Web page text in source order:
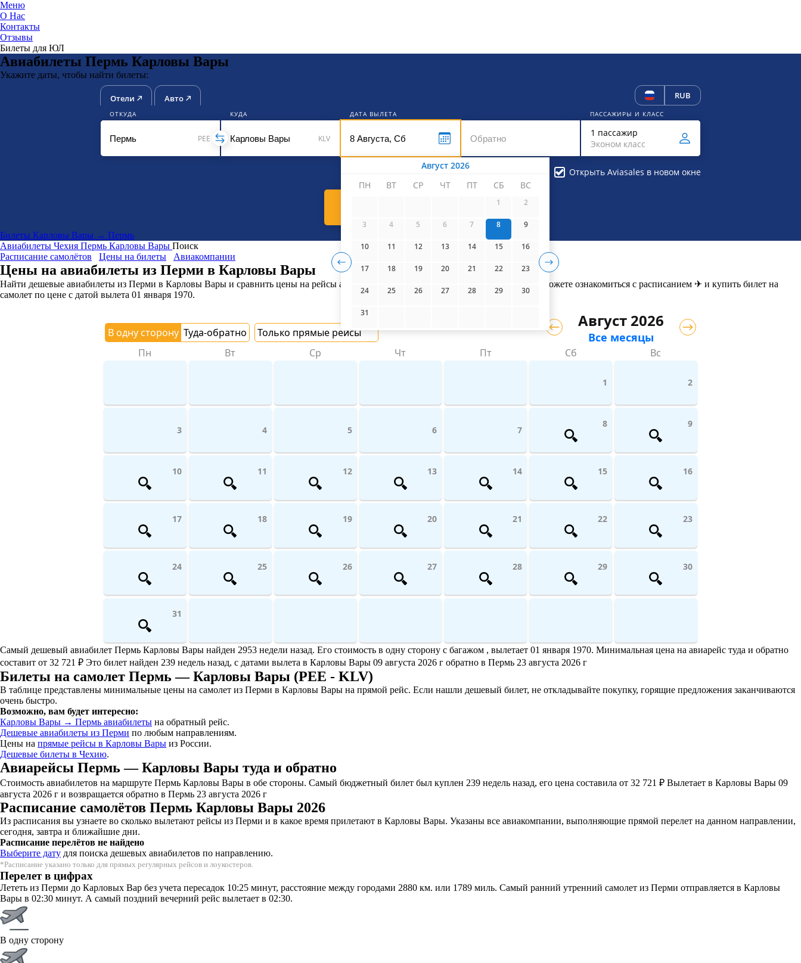
ЮниТикет
Меню
О Нас
Контакты
Отзывы
Билеты для ЮЛ
Авиабилеты Пермь Карловы Вары
Укажите даты, чтобы найти билеты:
Отели Авто RUB
ОТКУДА
PEE
КУДА
KLV
ДАТА ВЫЛЕТА
Август 2026
ПН
ВТ СР ЧТ ПТ СБ ВС
1 2
3 4 5 6 7 8 9
10 11 12 13 14 15 16
17 18 19 20 21 22 23
24 25 26 27 28 29 30
31
ПАССАЖИРЫ И КЛАСС
1 пассажир
Эконом класс
Открыть Aviasales в новом окне
Билеты Карловы Вары → Пермь
Авиабилеты Чехия Пермь Карловы Вары Поиск
Расписание самолётов
Цены на билеты Авиакомпании
Цены на авиабилеты из Перми в Карловы Вары
Найти дешевые авиабилеты из Перми в Карловы Вары и сравнить цены на рейсы авиакомпаний поможет UniTicket.ru. На сайте вы можете ознакомиться с расписанием ✈ и купить билет на
самолет по цене с датой вылета 01 января 1970.
В одну сторону Туда-обратно Только прямые рейсы
Август 2026
Все месяцы
Пн Вт Ср Чт Пт Сб Вс
1 2
3 4 5 6 7
8 9
10 11 12 13 14 15 16
17 18 19 20 21 22 23
24 25 26 27 28 29 30
31
Самый дешевый авиабилет Пермь Карловы Вары найден 2953 недели назад. Его стоимость в одну сторону с багажом , вылетает 01 января 1970. Минимальная цена на авиарейс туда и обратно
составит от 32 721 ₽ Это билет найден 239 недель назад, с датами вылета в Карловы Вары 09 августа 2026 г обратно в Пермь 23 августа 2026 г
Билеты на самолет Пермь — Карловы Вары (PEE - KLV)
В таблице представлены минимальные цены на самолет из Перми в Карловы Вары на прямой рейс. Если нашли дешевый билет, не откладывайте покупку, горящие предложения заканчиваются
очень быстро.
Возможно, вам будет интересно:
Карловы Вары → Пермь авиабилеты на обратный рейс.
Дешевые авиабилеты из Перми по любым направлениям.
Цены на прямые рейсы в Карловы Вары из России.
Дешевые билеты в Чехию.
Авиарейсы Пермь — Карловы Вары туда и обратно
Стоимость авиабилетов на маршруте Пермь Карловы Вары в обе стороны. Самый бюджетный билет был куплен 239 недель назад, его цена составила от 32 721 ₽ Вылетает в Карловы Вары 09
августа 2026 г и возвращается обратно в Пермь 23 августа 2026 г
Расписание самолётов Пермь Карловы Вары 2026
Из расписания вы узнаете во сколько вылетают рейсы из Перми и в какое время прилетают в Карловы Вары. Указаны все авиакомпании, выполняющие прямой перелет на данном направлении,
сегодня, завтра и ближайшие дни.
Расписание перелётов не найдено
Выберите дату для поиска дешевых авиабилетов по направлению.
*Расписание указано только для прямых регулярных рейсов и лоукостеров.
Перелет в цифрах
Лететь из Перми до Карловых Вар без учета пересадок 10:25 минут, расстояние между городами 2880 км. или 1789 миль. Самый ранний утренний самолет из Перми отправляется в Карловы
Вары в 02:30 минут. А самый поздний вечерний рейс вылетает в 02:30.
В одну сторону